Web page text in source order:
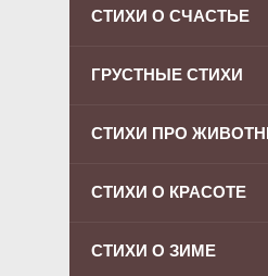
СТИХИ О СЧАСТЬЕ
ГРУСТНЫЕ СТИХИ
СТИХИ ПРО
СТИХИ О КРАСОТЕ
СТИХИ О ЗИМЕ